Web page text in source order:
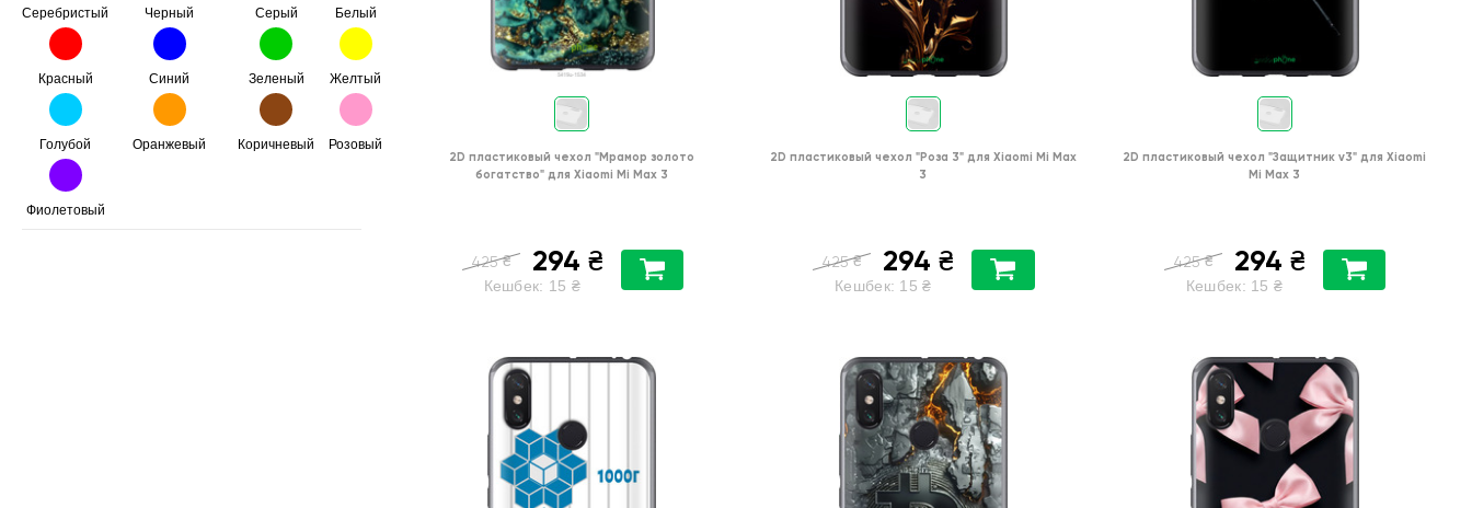
Серебристый Черный Серый Белый
Красный Синий Зеленый Желтый
Голубой Оранжевый Коричневый Розовый
Фиолетовый
2D пластиковый чехол "Мрамор золото
богатство" для Xiaomi Mi Max 3
425 ₴ 294 ₴
Кешбек: 15 ₴
2D пластиковый чехол "Роза 3" для Xiaomi Mi Max
3
425 ₴ 294 ₴
Кешбек: 15 ₴
2D пластиковый чехол "Защитник v3" для Xiaomi
Mi Max 3
425 ₴ 294 ₴
Кешбек: 15 ₴